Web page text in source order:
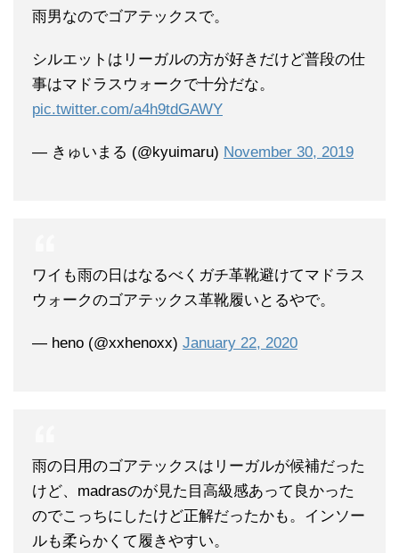
雨男なのでゴアテックスで。
シルエットはリーガルの方が好きだけど普段の仕
事はマドラスウォークで十分だな。
pic.twitter.com/a4h9tdGAWY
— きゅいまる (@kyuimaru) November 30, 2019
ワイも雨の日はなるべくガチ革靴避けてマドラス
ウォークのゴアテックス革靴履いとるやで。
— heno (@xxhenoxx) January 22, 2020
雨の日用のゴアテックスはリーガルが候補だった
けど、madrasのが見た目高級感あって良かった
のでこっちにしたけど正解だったかも。インソー
ルも柔らかくて履きやすい。